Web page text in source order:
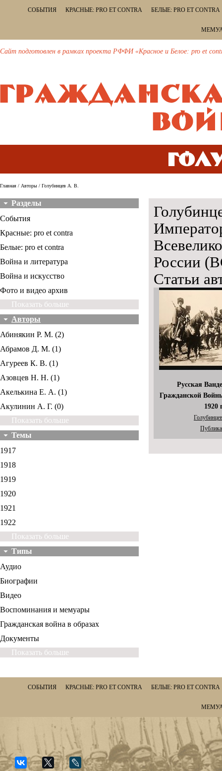
СОБЫТИЯ КРАСНЫЕ: PRO ET CONTRA БЕЛЫЕ: PRO ET CONTRA
Сайт подготовлен в рамках проекта РФФИ «Красное и Белое: pro et
Главная / Авторы / Голубинцев А. В.
Разделы
События
Красные: pro et contra
Белые: pro et contra
Война и литература
Война и искусство
Фото и видео архив
Показать больше
Авторы
Абинякин Р. М. (2)
Абрамов Д. М. (1)
Агуреев К. В. (1)
Азовцев Н. Н. (1)
Акелькина Е. А. (1)
Акулинин А. Г. (0)
Показать больше
Темы
1917
1918
1919
1920
1921
1922
Показать больше
Типы
Аудио
Биографии
Видео
Воспоминания и мемуары
Гражданская война в образах
Документы
Показать больше
России
Статьи
Русская
Гражданской
1920
СОБЫТИЯ КРАСНЫЕ: PRO ET CONTRA БЕЛЫЕ: PRO ET CONTRA